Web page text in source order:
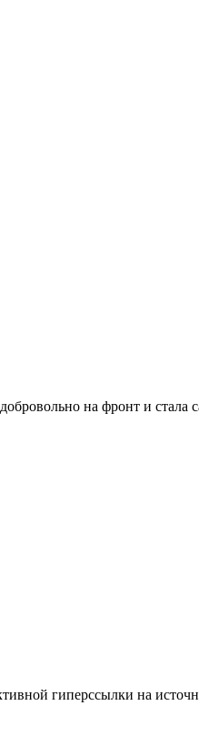
на фронт и стала
гиперссылки на